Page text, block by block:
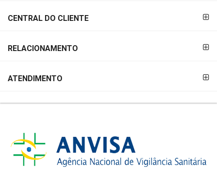
DO
CENTRAL DO CLIENTE
RELACIONAMENTO
ATENDIMENTO